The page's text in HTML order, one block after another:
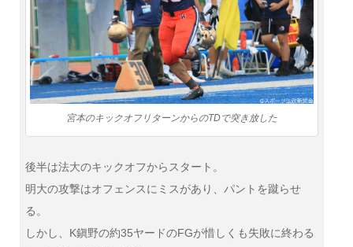
宮本のキックオフリターンからのTDで突き放した
後半は法大のキックオフからスタート。
明大の攻撃はオフェンスにミスがあり、パントを蹴らせ
る。
しかし、K鎭野の約35ヤードのFGが惜しくも失敗に終わる